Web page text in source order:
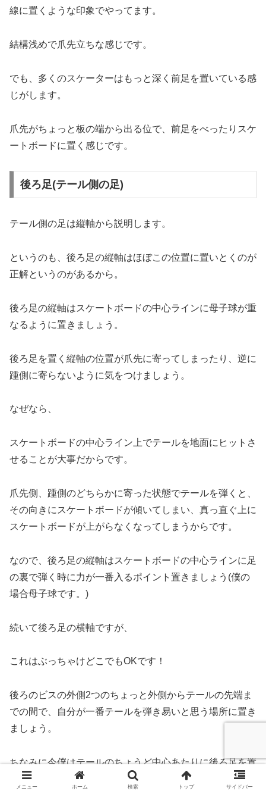
線に置くような印象でやってます。
結構浅めで爪先立ちな感じです。
でも、多くのスケーターはもっと深く前足を置いている感
じがします。
爪先がちょっと板の端から出る位で、前足をべったりスケ
ートボードに置く感じです。
後ろ足(テール側の足)
テール側の足は縦軸から説明します。
というのも、後ろ足の縦軸はほぼこの位置に置いとくのが
正解というのがあるから。
後ろ足の縦軸はスケートボードの中心ラインに母子球が重
なるように置きましょう。
後ろ足を置く縦軸の位置が爪先に寄ってしまったり、逆に
踵側に寄らないように気をつけましょう。
なぜなら、
スケートボードの中心ライン上でテールを地面にヒットさ
せることが大事だからです。
爪先側、踵側のどちらかに寄った状態でテールを弾くと、
その向きにスケートボードが傾いてしまい、真っ直ぐ上に
スケートボードが上がらなくなってしまうからです。
なので、後ろ足の縦軸はスケートボードの中心ラインに足
の裏で弾く時に力が一番入るポイント置きましょう(僕の
場合母子球です。)
続いて後ろ足の横軸ですが、
これはぶっちゃけどこでもOKです！
後ろのビスの外側2つのちょっと外側からテールの先端ま
での間で、自分が一番テールを弾き易いと思う場所に置き
ましょう。
ちなみに今僕はテールのちょうど中心あたりに後ろ足を置
いてます。
メニュー ホーム 検索 トップ サイドバー